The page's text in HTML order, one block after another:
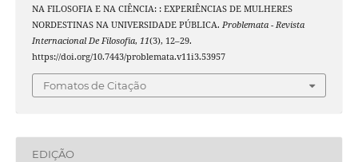
NA FILOSOFIA E NA CIÊNCIA: : EXPERIÊNCIAS DE MULHERES
NORDESTINAS NA UNIVERSIDADE PÚBLICA. Problemata - Revista
Internacional De Filosofia, 11(3), 12–29.
https://doi.org/10.7443/problemata.v11i3.53957
Fomatos de Citação
EDIÇÃO